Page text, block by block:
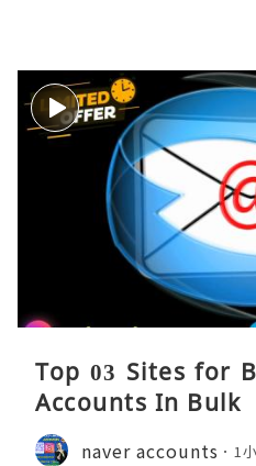
Top 03 Sites for
Accounts In Bulk
naver accounts 1